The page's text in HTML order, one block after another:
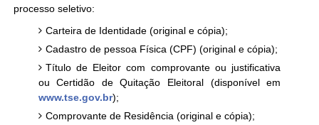
processo seletivo:
Carteira de Identidade (original e cópia);
Cadastro de pessoa Física (CPF) (original e cópia);
Título de Eleitor com comprovante ou justificativa
ou Certidão de Quitação Eleitoral (disponível em
www.tse.gov.br);
Comprovante de Residência (original e cópia);